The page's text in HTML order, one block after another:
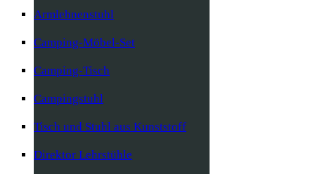
Armlehnenstuhl
Camping-Möbel-Set
Camping-Tisch
Campingstuhl
Tisch und Stuhl aus Kunststoff
Direktor Lehrstühle